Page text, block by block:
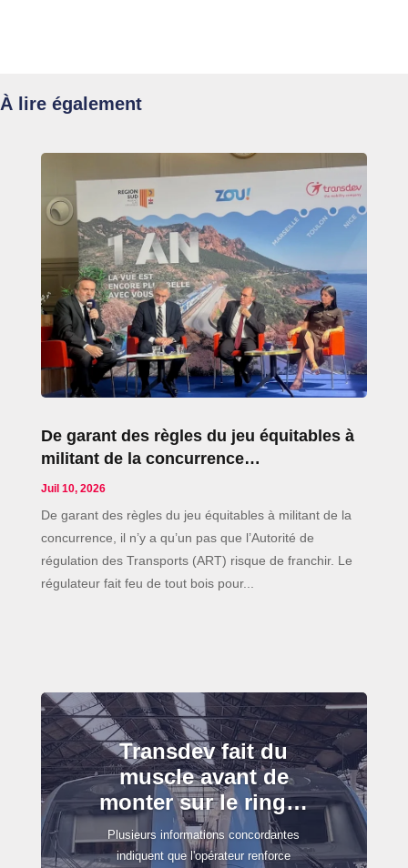
À lire également
De garant des règles du jeu équitables à
militant de la concurrence…
Juil 10, 2026
De garant des règles du jeu équitables à militant de la
concurrence, il n’y a qu’un pas que l’Autorité de
régulation des Transports (ART) risque de franchir. Le
régulateur fait feu de tout bois pour...
Transdev fait du
muscle avant de
monter sur le ring…
Plusieurs informations concordantes
indiquent que l'opérateur renforce